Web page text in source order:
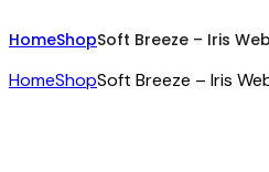
HomeShopSoft Breeze – Iris
HomeShopSoft Breeze – Iris